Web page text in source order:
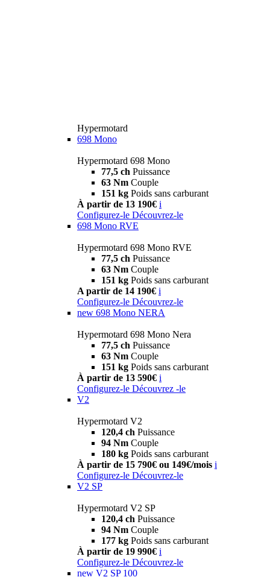
Hypermotard
698 Mono
Hypermotard 698 Mono
77,5 ch Puissance
63 Nm Couple
151 kg Poids sans carburant
À partir de 13 190€ i
Configurez-le Découvrez-le
698 Mono RVE
Hypermotard 698 Mono RVE
77,5 ch Puissance
63 Nm Couple
151 kg Poids sans carburant
A partir de 14 190€ i
Configurez-le Découvrez-le
new 698 Mono NERA
Hypermotard 698 Mono Nera
77,5 ch Puissance
63 Nm Couple
151 kg Poids sans carburant
À partir de 13 590€ i
Configurez-le Découvrez -le
V2
Hypermotard V2
120,4 ch Puissance
94 Nm Couple
180 kg Poids sans carburant
À partir de 15 790€ ou 149€/mois i
Configurez-le Découvrez-le
V2 SP
Hypermotard V2 SP
120,4 ch Puissance
94 Nm Couple
177 kg Poids sans carburant
À partir de 19 990€ i
Configurez-le Découvrez-le
new V2 SP 100